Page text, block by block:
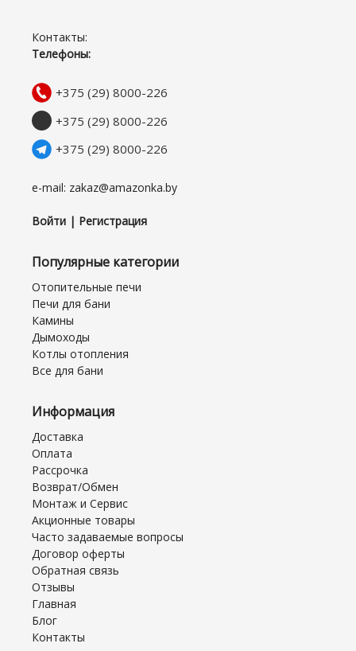
Контакты:
Телефоны:
+375 (29) 8000-226
+375 (29) 8000-226
+375 (29) 8000-226
e-mail: zakaz@amazonka.by
Войти | Регистрация
Популярные категории
Отопительные печи
Печи для бани
Камины
Дымоходы
Котлы отопления
Все для бани
Информация
Доставка
Оплата
Рассрочка
Возврат/Обмен
Монтаж и Сервис
Акционные товары
Часто задаваемые вопросы
Договор оферты
Обратная связь
Отзывы
Главная
Блог
Контакты